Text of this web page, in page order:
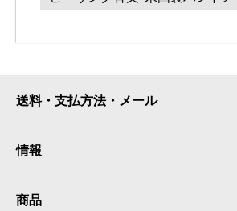
送料・支払方法・メール
情報
商品